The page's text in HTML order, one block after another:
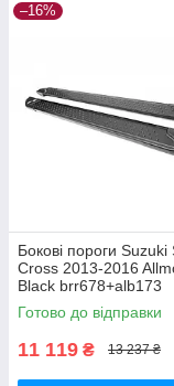
–16%
Бокові пороги Suzuki
Cross 2013-2016
Black brr678+alb173
Готово до відправки
11 119 ₴ 13 237 ₴